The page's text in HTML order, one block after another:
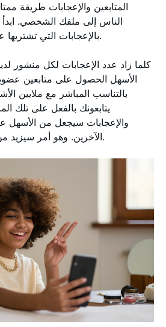
المتابعين والإعجابات طريقة
الناس إلى ملفك الشخصي.
Instagram بالإعجابات التي تشتريها عبر الإنترنت.
كلما زاد عدد الإعجابات لكل منشور
الأسهل الحصول على متابعين
يتابعونك بالفعل على تلك
والإعجابات سيجعل من الأسهل
الآخرين. وهو أمر سيزيد من احتمالية نجاح شركتك.